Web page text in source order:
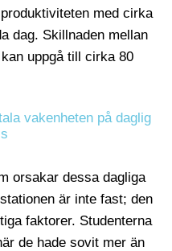
med cirka
dag. Skillnaden mellan
uppgå till cirka 80
vakenheten på daglig
orsakar dessa dagliga
är inte fast; den
faktorer. Studenterna
de hade sovit mer än